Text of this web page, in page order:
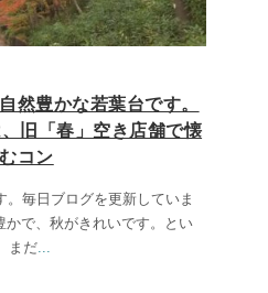
然豊かな若葉台です。
旧「春」空き店舗で懐
コン
。毎日ブログを更新していま
かで、秋がきれいです。とい
まだ...